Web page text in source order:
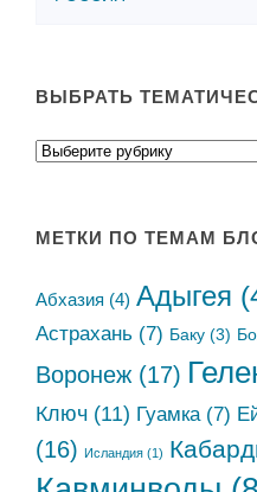
ВЫБРАТЬ
МЕТКИ ПО ТЕМАМ
Абхазия (4) Адыгея
Астрахань (7) Баку (3)
Воронеж (17)
Ключ (11) Гуамка(7)
(16) Исландия (1)